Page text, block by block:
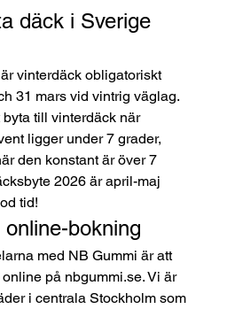
däck i Sverige
vinterdäck obligatoriskt
31 mars vid vintrig väglag.
till vinterdäck när
ligger under 7 grader,
den konstant är över 7
2026 är april-maj
tid!
bokning
med NB Gummi är att
på nbgummi.se. Vi är
i centrala Stockholm som